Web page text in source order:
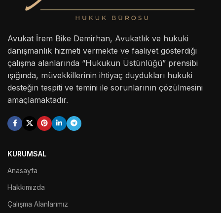
Avukat İrem Bike Demirhan, Avukatlık ve hukuki
danışmanlık hizmeti vermekte ve faaliyet gösterdiği
çalışma alanlarında “Hukukun Üstünlüğü” prensibi
ışığında, müvekkillerinin ihtiyaç duydukları hukuki
desteğin tespiti ve temini ile sorunlarının çözülmesini
amaçlamaktadır.
KURUMSAL
Anasayfa
Hakkımızda
Çalışma Alanlarımız